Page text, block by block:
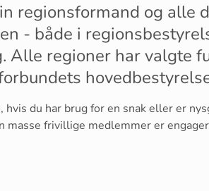
regionsformand og alle
- både i
Alle regioner har valgte
du har brug for en snak eller er
masse frivillige medlemmer er